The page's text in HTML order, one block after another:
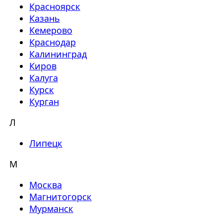
Красноярск
Казань
Кемерово
Краснодар
Калининград
Киров
Калуга
Курск
Курган
Л
Липецк
М
Москва
Магнитогорск
Мурманск